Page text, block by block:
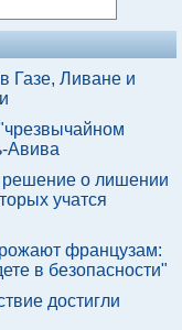
Газе, Ливане и
Авива
решение о лишении
учатся
французам:
в безопасности"
достигли